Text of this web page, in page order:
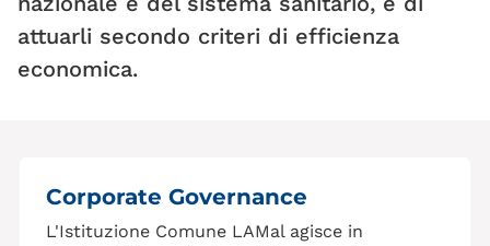
attuarli secondo criteri di efficienza
economica.
Corporate Governance
L'Istituzione Comune LAMal agisce in